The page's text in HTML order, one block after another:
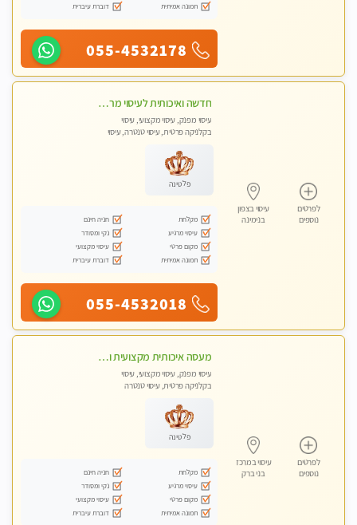
תמונה אמיתית דוברת עיברית
055-4532178
לפרטים
נוספים
עיסוי בצפון
בנימינה
חדשה ואיכותית לעיסוי מרגיע ומפנק VIP-מומלץ לחלוטין! פרטי! ​​​​​​ Highly recommended
עיסוי מפנק, עיסוי מקצועי, עיסוי
בקלניקה פרטית, עיסוי טנטרה, עיסוי
פלטינה
מקלחת
חניה חינם
עיסוי מרגיע
נקי ומסודר
מקום פרטי
עיסוי מקצועי
תמונה אמיתית
דוברת עיברית
055-4532018
לפרטים
נוספים
עיסוי במרכז
בני ברק
מעסה איכותית מקצועית ומפנקת בהרצליה
עיסוי מפנק, עיסוי מקצועי, עיסוי
בקלניקה פרטית, עיסוי טנטרה
פלטינה
מקלחת
חניה חינם
עיסוי מרגיע
נקי ומסודר
מקום פרטי
עיסוי מקצועי
תמונה אמיתית
דוברת עיברית